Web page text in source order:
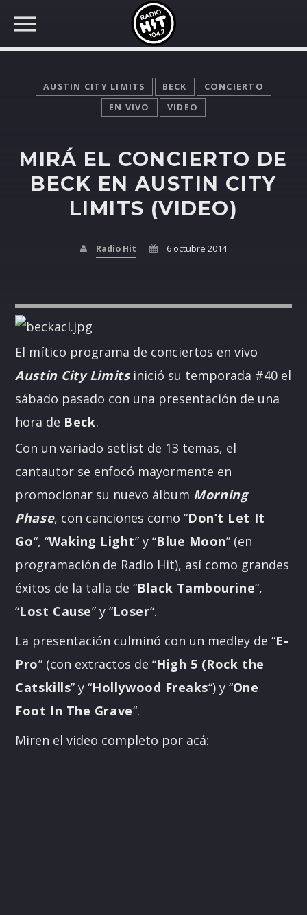
BUSCAR EN RADIO HIT
COMPARTE EN...
Twitter
Facebook
AUSTIN CITY LIMITS BECK
CONCIERTO
EN VIVO
VIDEO
MIRÁ EL CONCIERTO DE
BECK EN AUSTIN CITY
LIMITS (VIDEO)
Radio Hit 6 octubre 2014
El mítico programa de conciertos en vivo
Austin City Limitsinició su temporada #40 el
sábado pasado con una presentación de una
hora de Beck.
Con un variado setlist de 13 temas, el
cantautor se enfocó mayormente en
promocionar su nuevo álbum Morning
Phase, con canciones como “Don’t Let It
Go“, “Waking Light” y “Blue Moon” (en
programación de Radio Hit), así como grandes
éxitos de la talla de “Black Tambourine“,
“Lost Cause” y “Loser“.
La presentación culminó con un medley de “E-
Pro” (con extractos de “High 5 (Rock the
Catskills” y “Hollywood Freaks“) y “One
Foot In The Grave“.
Miren el video completo por acá: